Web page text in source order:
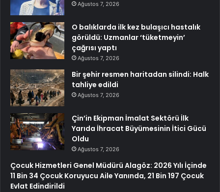
Ağustos 7, 2026
O balıklarda ilk kez bulaşıcı hastalık
görüldü: Uzmanlar ‘tüketmeyin’
çağrısı yaptı
Ağustos 7, 2026
Bir şehir resmen haritadan silindi: Halk
tahliye edildi
Ağustos 7, 2026
Çin’in Ekipman İmalat Sektörü İlk
Yarıda İhracat Büyümesinin İtici Gücü
Oldu
Ağustos 7, 2026
Çocuk Hizmetleri Genel Müdürü Alagöz: 2026 Yılı İçinde
11 Bin 34 Çocuk Koruyucu Aile Yanında, 21 Bin 197 Çocuk
Evlat Edindirildi